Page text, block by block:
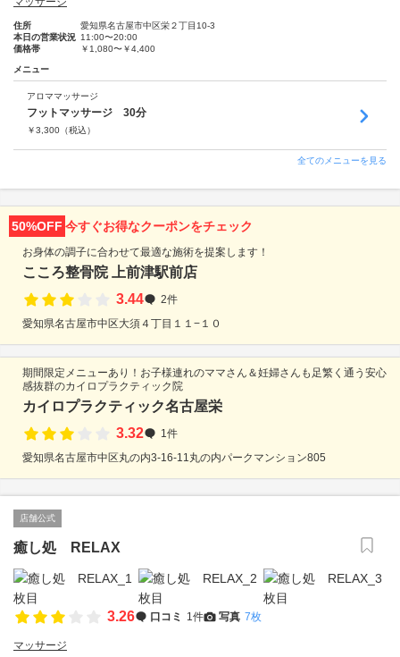
住所
愛知県名古屋市中区栄２丁目10-3
本日の営業状況 11:00〜20:00
価格帯
￥1,080〜￥4,400
メニュー
アロママッサージ
フットマッサージ 30分
￥3,300 （税込）
全てのメニューを見る
50%OFF 今すぐお得なクーポンをチェック
お身体の調子に合わせて最適な施術を提案します！
こころ整骨院 上前津駅前店
3.44
2件
愛知県名古屋市中区大須４丁目１１−１０
期間限定メニューあり！お子様連れのママさん＆妊婦さんも足繁く通う安心
感抜群のカイロプラクティック院
カイロプラクティック名古屋栄
3.32
1件
愛知県名古屋市中区丸の内3-16-11丸の内パークマンション805
店舗公式
癒し処 RELAX
3.26 口コミ 1件 写真 7枚
マッサージ